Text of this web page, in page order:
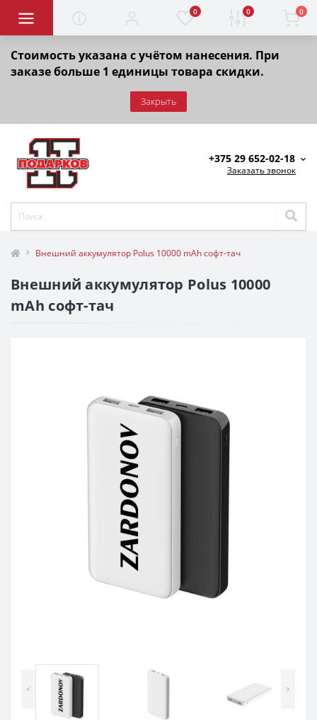
Стоимость указана с учётом нанесения. При
заказе больше 1 единицы товара скидки.
Закрыть
0 0 0
+375 29 652-02-18
Заказать звонок
Внешний аккумулятор Polus 10000 mAh софт-тач
Внешний аккумулятор Polus 10000
mAh софт-тач
< >